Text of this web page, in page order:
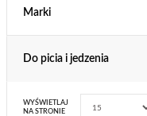
Marki
Do picia i jedzenia
WYŚWIETLAJ
NA STRONIE